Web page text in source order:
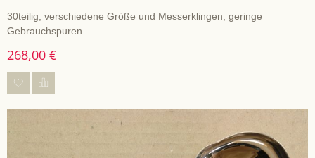
30teilig, verschiedene Größe und Messerklingen, geringe
Gebrauchspuren
268,00 €